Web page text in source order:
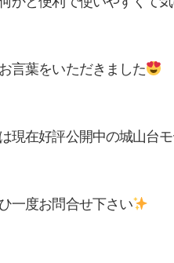
言葉をいただきました
現在好評公開中の城山台
一度お問合せ下さい